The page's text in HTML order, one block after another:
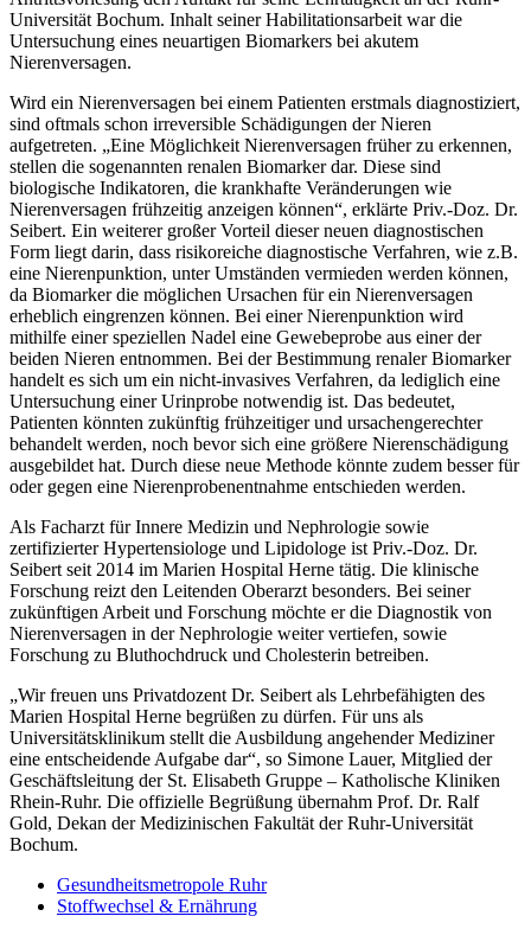
Universität Bochum. Inhalt seiner Habilitationsarbeit war die
Untersuchung eines neuartigen Biomarkers bei akutem
Nierenversagen.
Wird ein Nierenversagen bei einem Patienten erstmals diagnostiziert,
sind oftmals schon irreversible Schädigungen der Nieren
aufgetreten. „Eine Möglichkeit Nierenversagen früher zu erkennen,
stellen die sogenannten renalen Biomarker dar. Diese sind
biologische Indikatoren, die krankhafte Veränderungen wie
Nierenversagen frühzeitig anzeigen können“, erklärte Priv.-Doz. Dr.
Seibert. Ein weiterer großer Vorteil dieser neuen diagnostischen
Form liegt darin, dass risikoreiche diagnostische Verfahren, wie z.B.
eine Nierenpunktion, unter Umständen vermieden werden können,
da Biomarker die möglichen Ursachen für ein Nierenversagen
erheblich eingrenzen können. Bei einer Nierenpunktion wird
mithilfe einer speziellen Nadel eine Gewebeprobe aus einer der
beiden Nieren entnommen. Bei der Bestimmung renaler Biomarker
handelt es sich um ein nicht-invasives Verfahren, da lediglich eine
Untersuchung einer Urinprobe notwendig ist. Das bedeutet,
Patienten könnten zukünftig frühzeitiger und ursachengerechter
behandelt werden, noch bevor sich eine größere Nierenschädigung
ausgebildet hat. Durch diese neue Methode könnte zudem besser für
oder gegen eine Nierenprobenentnahme entschieden werden.
Als Facharzt für Innere Medizin und Nephrologie sowie
zertifizierter Hypertensiologe und Lipidologe ist Priv.-Doz. Dr.
Seibert seit 2014 im Marien Hospital Herne tätig. Die klinische
Forschung reizt den Leitenden Oberarzt besonders. Bei seiner
zukünftigen Arbeit und Forschung möchte er die Diagnostik von
Nierenversagen in der Nephrologie weiter vertiefen, sowie
Forschung zu Bluthochdruck und Cholesterin betreiben.
„Wir freuen uns Privatdozent Dr. Seibert als Lehrbefähigten des
Marien Hospital Herne begrüßen zu dürfen. Für uns als
Universitätsklinikum stellt die Ausbildung angehender Mediziner
eine entscheidende Aufgabe dar“, so Simone Lauer, Mitglied der
Geschäftsleitung der St. Elisabeth Gruppe – Katholische Kliniken
Rhein-Ruhr. Die offizielle Begrüßung übernahm Prof. Dr. Ralf
Gold, Dekan der Medizinischen Fakultät der Ruhr-Universität
Bochum.
Gesundheitsmetropole Ruhr
Stoffwechsel & Ernährung